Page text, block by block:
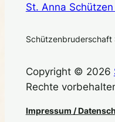
St. Anna
Schützenbruderschaft
Copyright © 2026
Rechte
Impressum /